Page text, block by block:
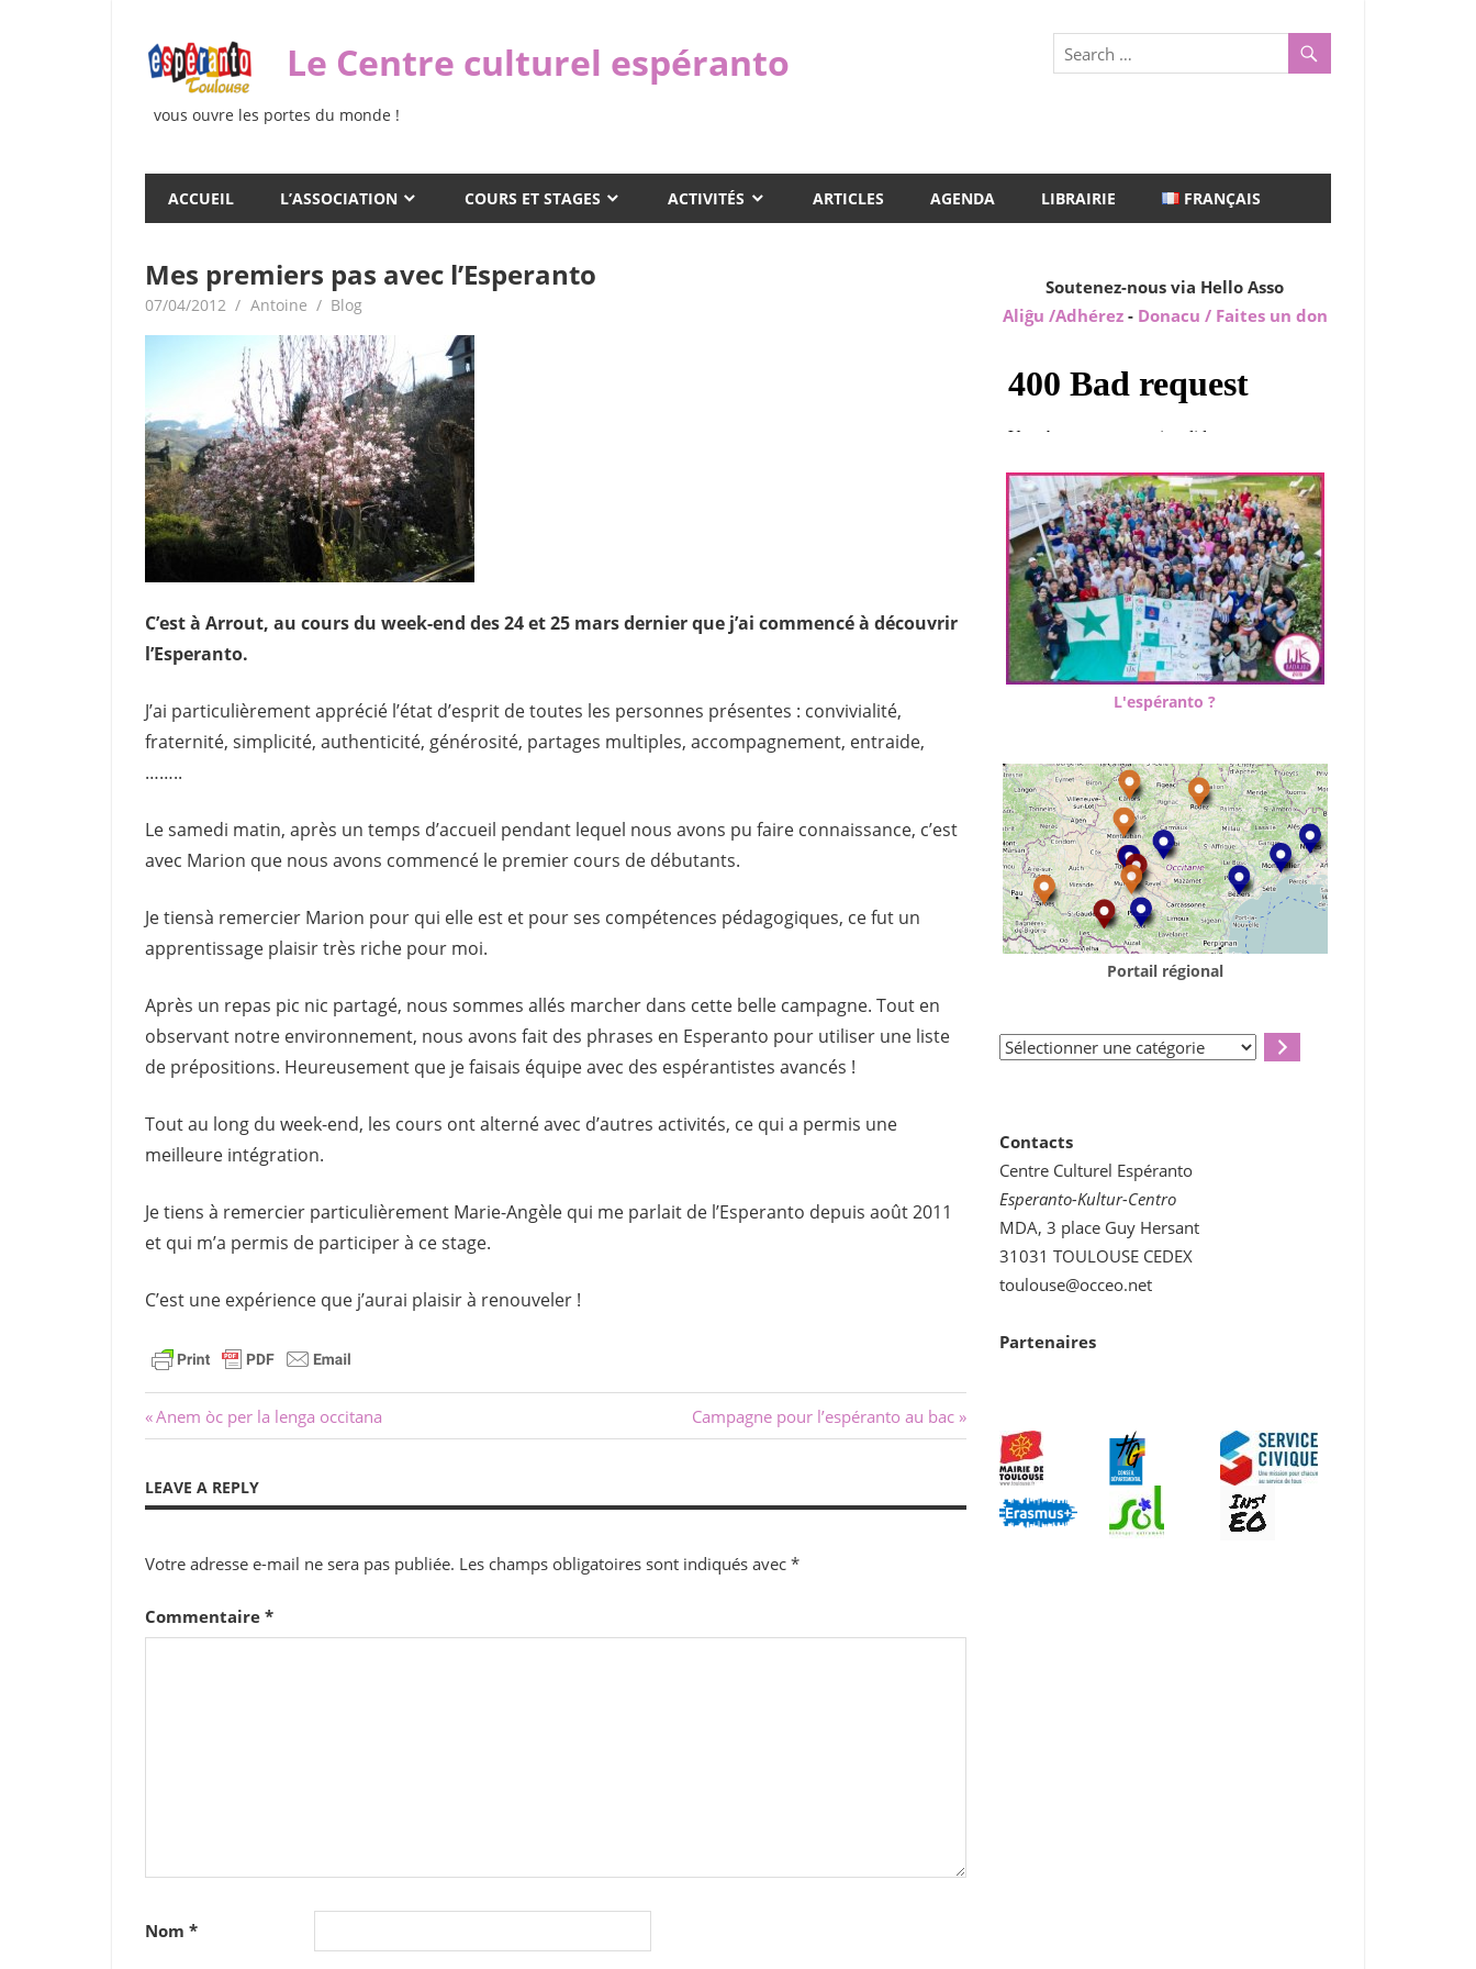
content
Le Centre culturel espéranto
vous ouvre les portes du monde !
ACCUEIL L’ASSOCIATION COURS ET STAGES ACTIVITÉS ARTICLES AGENDA LIBRAIRIE FRANÇAIS
Mes premiers pas avec l’Esperanto
07/04/2012 Antoine Blog
C’est à Arrout, au cours du week-end des 24 et 25 mars dernier que j’ai commencé à découvrir
l’Esperanto.
J’ai particulièrement apprécié l’état d’esprit de toutes les personnes présentes : convivialité,
fraternité, simplicité, authenticité, générosité, partages multiples, accompagnement, entraide,
……..
Le samedi matin, après un temps d’accueil pendant lequel nous avons pu faire connaissance, c’est
avec Marion que nous avons commencé le premier cours de débutants.
Je tiensà remercier Marion pour qui elle est et pour ses compétences pédagogiques, ce fut un
apprentissage plaisir très riche pour moi.
Après un repas pic nic partagé, nous sommes allés marcher dans cette belle campagne. Tout en
observant notre environnement, nous avons fait des phrases en Esperanto pour utiliser une liste
de prépositions. Heureusement que je faisais équipe avec des espérantistes avancés !
Tout au long du week-end, les cours ont alterné avec d’autres activités, ce qui a permis une
meilleure intégration.
Je tiens à remercier particulièrement Marie-Angèle qui me parlait de l’Esperanto depuis août 2011
et qui m’a permis de participer à ce stage.
C’est une expérience que j’aurai plaisir à renouveler !
Navigation
l’article
Previous
Post:
Anem òc per la lenga occitana
Next
Post:
Campagne pour l’espéranto au bac
LEAVE A REPLY
Votre adresse e-mail ne sera pas publiée. Les champs obligatoires sont indiqués avec *
Commentaire *
Nom *
Soutenez-nous via Hello Asso
Aliĝu /Adhérez - Donacu / Faites un don
L'espéranto ?
Portail régional
Sélectionner
Contacts
Centre Culturel Espéranto
Esperanto-Kultur-Centro
MDA, 3 place Guy Hersant
31031 TOULOUSE CEDEX
toulouse@occeo.net
Partenaires